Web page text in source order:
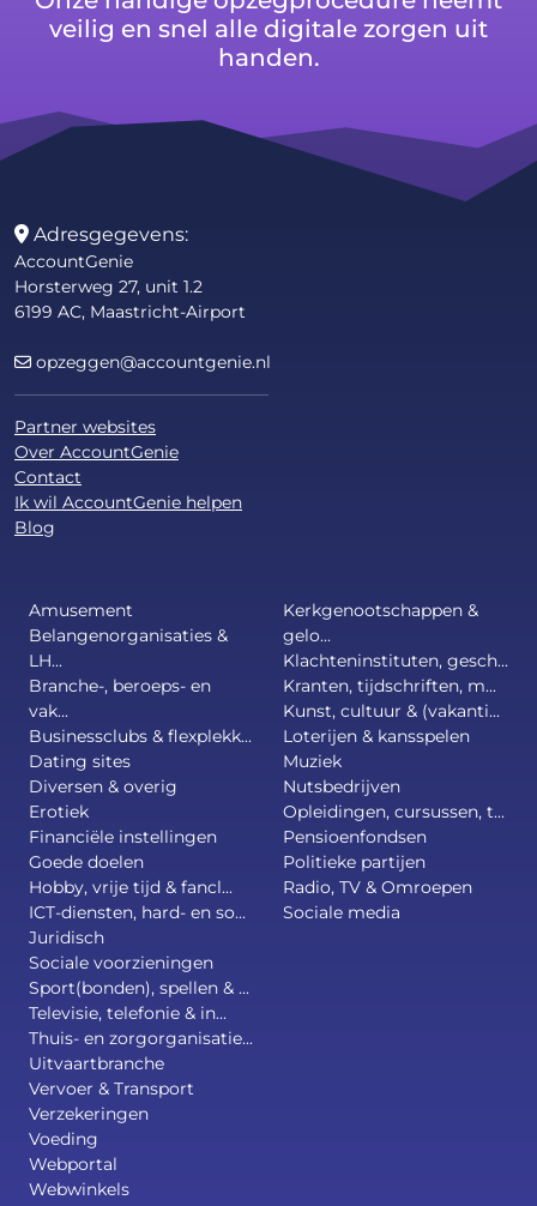
veilig en snel alle digitale zorgen uit
handen.
Adresgegevens:
AccountGenie
Horsterweg 27, unit 1.2
6199 AC, Maastricht-Airport
opzeggen@accountgenie.nl
Partner websites
Over AccountGenie
Contact
Ik wil AccountGenie helpen
Blog
Amusement
Belangenorganisaties &
LH...
Branche-, beroeps- en
vak...
Businessclubs & flexplekk...
Dating sites
Diversen & overig
Erotiek
Financiële instellingen
Goede doelen
Hobby, vrije tijd & fancl...
ICT-diensten, hard- en so...
Juridisch
Kerkgenootschappen &
gelo...
Klachteninstituten, gesch...
Kranten, tijdschriften, m...
Kunst, cultuur & (vakanti...
Loterijen & kansspelen
Muziek
Nutsbedrijven
Opleidingen, cursussen, t...
Pensioenfondsen
Politieke partijen
Radio, TV & Omroepen
Sociale media
Sociale voorzieningen
Sport(bonden), spellen & ...
Televisie, telefonie & in...
Thuis- en zorgorganisatie...
Uitvaartbranche
Vervoer & Transport
Verzekeringen
Voeding
Webportal
Webwinkels